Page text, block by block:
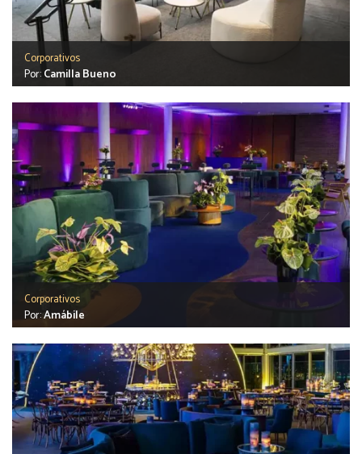
Corporativos
Por:Camilla Bueno
Corporativos
Por:Amábile